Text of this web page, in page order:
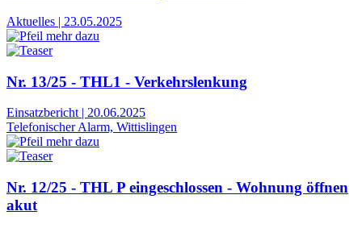
Aktuelles | 23.05.2025
Nr. 13/25 - THL1 - Verkehrslenkung
Einsatzbericht | 20.06.2025
Telefonischer Alarm, Wittislingen
Nr. 12/25 - THL P eingeschlossen - Wohnung öffnen
akut